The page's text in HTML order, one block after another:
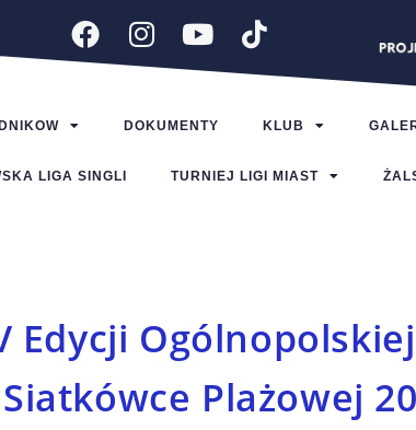
DOKUMENTY KLUB
LIGA SINGLI TURNIEJ LIGI MIAST
Edycji
Plażowej